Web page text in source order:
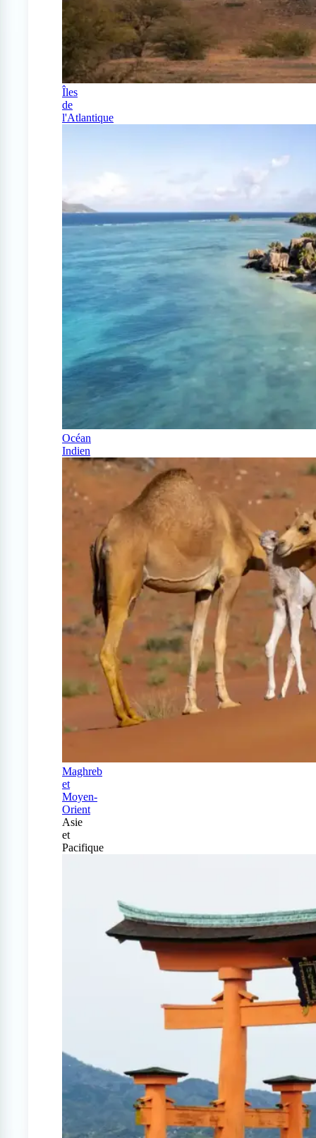
Îles
de
l'Atlantique
Océan
Indien
Maghreb
et
Moyen-
Orient
Asie
et
Pacifique